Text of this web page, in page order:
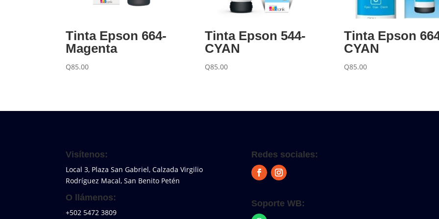
Tinta Epson 664-
Magenta
Q85.00
Tinta Epson 544-
CYAN
Q85.00
Tinta Epson
CYAN
Q85.00
Visítenos:
Local 3, Plaza San Gabriel, Calzada Virgilio
Rodríguez Macal, San Benito Petén
O llámenos:
+502 5472 3809
Redes sociales:
Soporte WB: